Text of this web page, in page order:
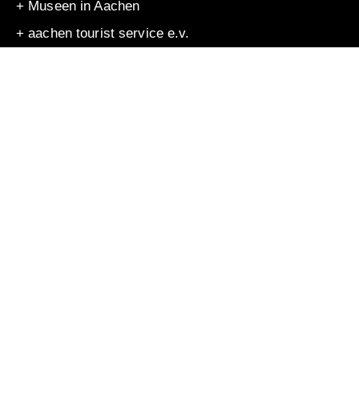
+ Museen in Aachen
+ aachen tourist service e.v.